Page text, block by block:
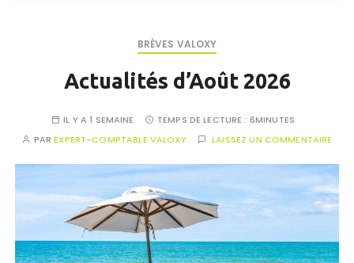
BRÈVES VALOXY
Actualités d’Août 2026
IL Y A 1 SEMAINE TEMPS DE LECTURE : 6MINUTES
PAREXPERT-COMPTABLE VALOXY LAISSEZ UN COMMENTAIRE